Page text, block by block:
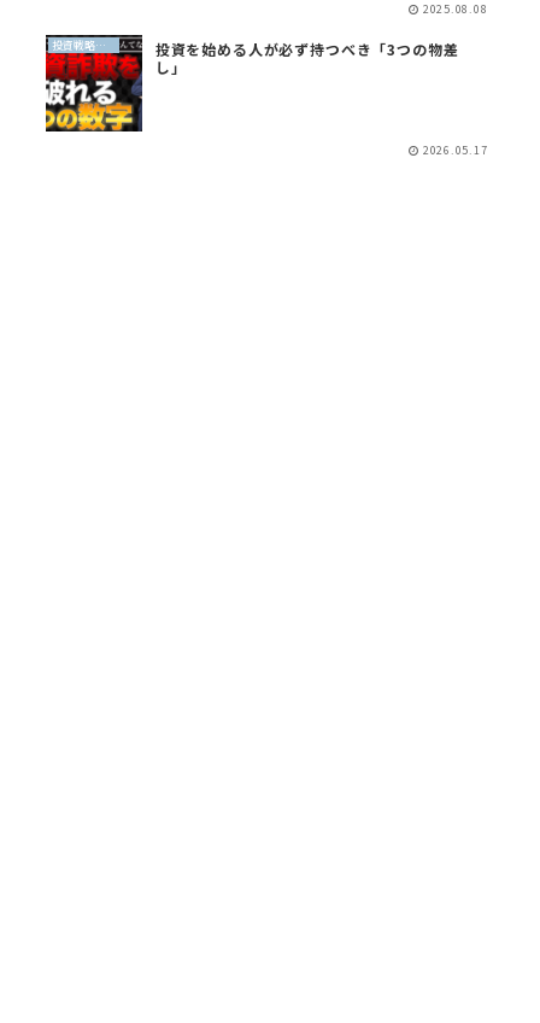
2025.08.08
投資戦略（全世界投資）
投資を始める人が必ず持つべき「3つの物差
し」
2026.05.17